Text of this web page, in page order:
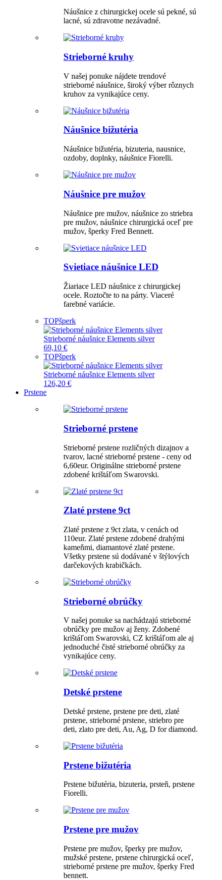
Náušnice z chirurgickej ocele sú pekné, sú
lacné, sú zdravotne nezávadné.
Strieborné kruhy
V našej ponuke nájdete trendové
strieborné náušnice, široký výber rôznych
kruhov za vynikajúce ceny.
Náušnice bižutéria
Náušnice bižutéria, bizuteria, nausnice,
ozdoby, doplnky, náušnice Fiorelli.
Náušnice pre mužov
Náušnice pre mužov, náušnice zo striebra
pre mužov, náušnice chirurgická oceľ pre
mužov, šperky Fred Bennett.
Svietiace náušnice LED
Žiariace LED náušnice z chirurgickej
ocele. Roztočte to na párty. Viaceré
farebné variácie.
TOPšperk
Strieborné náušnice Elements silver
69,10 €
TOPšperk
Strieborné náušnice Elements silver
126,20 €
Prstene
Strieborné prstene
Strieborné prstene rozličných dizajnov a
tvarov, lacné strieborné prstene - ceny od
6,60eur. Originálne strieborné prstene
zdobené krištáľom Swarovski.
Zlaté prstene 9ct
Zlaté prstene z 9ct zlata, v cenách od
110eur. Zlaté prstene zdobené drahými
kameňmi, diamantové zlaté prstene.
Všetky prstene sú dodávané v štýlových
darčekových krabičkách.
Strieborné obrúčky
V našej ponuke sa nachádzajú strieborné
obrúčky pre mužov aj ženy. Zdobené
krištáľom Swarovski, CZ krištáľom ale aj
jednoduché čisté strieborné obrúčky za
vynikajúce ceny.
Detské prstene
Detské prstene, prstene pre deti, zlaté
prstene, strieborné prstene, striebro pre
deti, zlato pre deti, Au, Ag, D for diamond.
Prstene bižutéria
Prstene bižutéria, bizuteria, prsteň, prstene
Fiorelli.
Prstene pre mužov
Prstene pre mužov, šperky pre mužov,
mužské prstene, prstene chirurgická oceľ,
strieborné prstene pre mužov, šperky Fred
bennett.